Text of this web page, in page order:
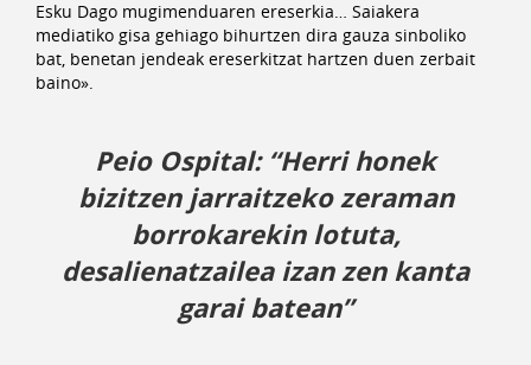
Esku Dago mugimenduaren ereserkia… Saiakera
mediatiko gisa gehiago bihurtzen dira gauza sinboliko
bat, benetan jendeak ereserkitzat hartzen duen zerbait
baino».
Peio Ospital: “Herri honek
bizitzen jarraitzeko zeraman
borrokarekin lotuta,
desalienatzailea izan zen kanta
garai batean”